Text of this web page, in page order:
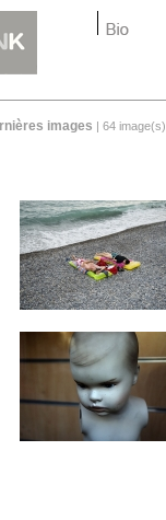
images | 64 image(s)